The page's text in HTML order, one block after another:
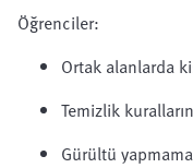
Öğrenciler:
Ortak alanlarda
Temizlik
Gürültü